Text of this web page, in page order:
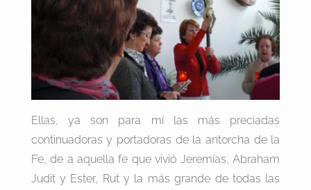
Ellas, ya son para mí las más preciadas
continuadoras y portadoras de la antorcha de la
Fe, de a aquella fe que vivió Jeremías, Abraham
Judit y Ester, Rut y la más grande de todas las